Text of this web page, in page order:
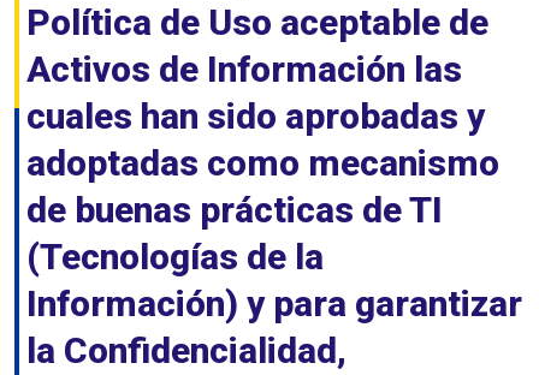
Política de Uso aceptable de
Activos de Información las
cuales han sido aprobadas y
adoptadas como mecanismo
de buenas prácticas de TI
(Tecnologías de la
Información) y para garantizar
la Confidencialidad,